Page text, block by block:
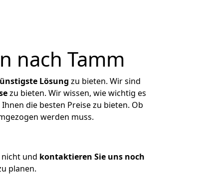
nach Tamm
Lösung zu bieten. Wir sind
zu bieten. Wir wissen, wie wichtig es
die besten Preise zu bieten. Ob
werden muss.
nicht und kontaktieren Sie uns noch
planen.